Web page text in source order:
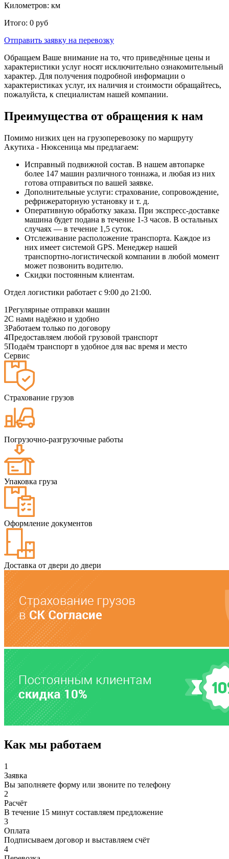
Километров: км
Итого: 0 руб
Отправить заявку на перевозку
Обращаем Ваше внимание на то, что приведённые цены и
характеристики услуг носят исключительно ознакомительный
характер. Для получения подробной информации о
характеристиках услуг, их наличия и стоимости обращайтесь,
пожалуйста, к специалистам нашей компании.
Преимущества от обращения к нам
Помимо низких цен на грузоперевозоку по маршруту
Акутиха - Нюксеница мы предлагаем:
Исправный подвижной состав. В нашем автопарке
более 147 машин различного тоннажа, и любая из них
готова отправиться по вашей заявке.
Дополнительные услуги: страхование, сопровождение,
рефрижераторную установку и т. д.
Оперативную обработку заказа. При экспресс-доставке
машина будет подана в течение 1-3 часов. В остальных
случаях — в течение 1,5 суток.
Отслеживание расположение транспорта. Каждое из
них имеет системой GPS. Менеджер нашей
транспортно-логистической компании в любой момент
может позвонить водителю.
Скидки постоянным клиентам.
Отдел логистики работает с 9:00 до 21:00.
1Регулярные отправки машин
2С нами надёжно и удобно
3Работаем только по договору
4Предоставляем любой грузовой транспорт
5Подаём транспорт в удобное для вас время и место
Сервис
Страхование грузов
Погрузочно-разгрузочные работы
Упаковка груза
Оформление документов
Доставка от двери до двери
Как мы работаем
1
Заявка
Вы заполняете форму или звоните по телефону
2
Расчёт
В течение 15 минут составляем предложение
3
Оплата
Подписываем договор и выставляем счёт
4